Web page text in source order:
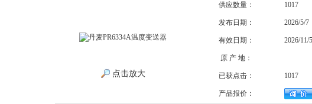
点击放大
供应数量： 1017
发布日期： 2026/5/7
有效日期： 2026/11/5
原 产 地：
已获点击： 1017
产品报价：